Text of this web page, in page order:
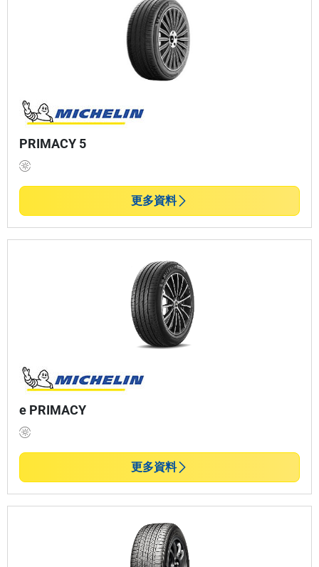
PRIMACY 5
更多資料
e PRIMACY
更多資料